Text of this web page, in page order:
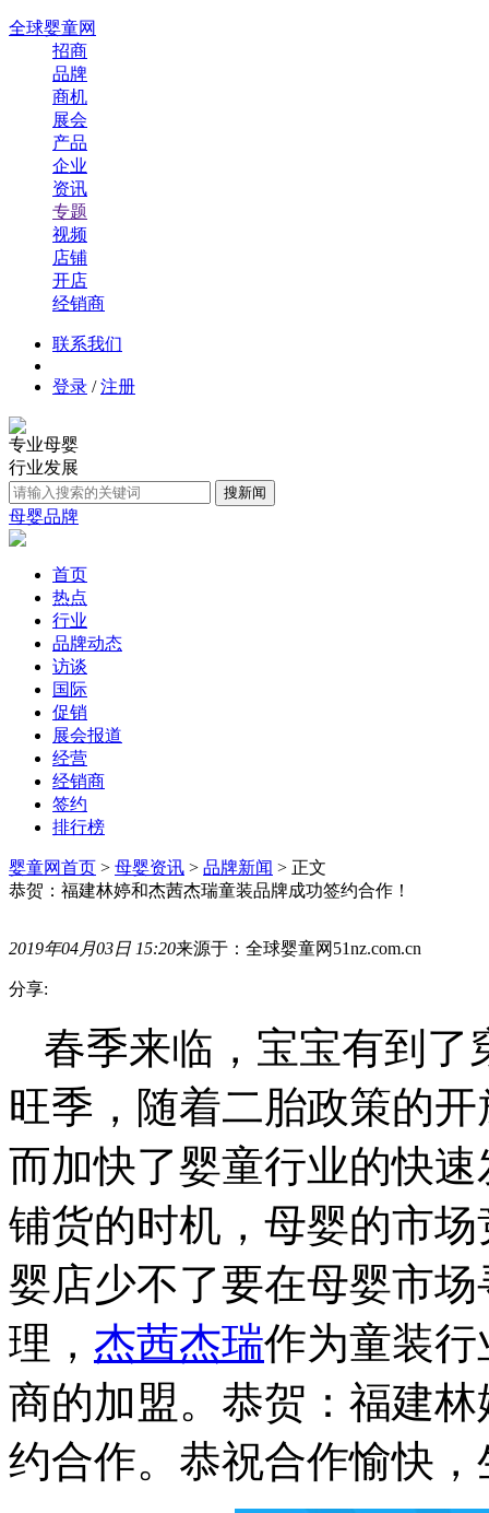
全球婴童网
招商
品牌
商机
展会
产品
企业
资讯
专题
视频
店铺
开店
经销商
联系我们
登录 /注册
专业母婴
行业发展
母婴品牌
首页
热点
行业
品牌动态
访谈
国际
促销
展会报道
经营
经销商
签约
排行榜
婴童网首页 > 母婴资讯 > 品牌新闻 > 正文
恭贺：福建林婷和杰茜杰瑞童装品牌成功签约合作！
2019年04月03日 15:20来源于：全球婴童网51nz.com.cn
分享:
春季来临，宝宝有到了
旺季，随着二胎政策的
而加快了婴童行业的快
铺货的时机，母婴的市
婴店少不了要在母婴市
理， 杰茜杰瑞作为童装
商的加盟。恭贺：福建
约合作。恭祝合作愉快